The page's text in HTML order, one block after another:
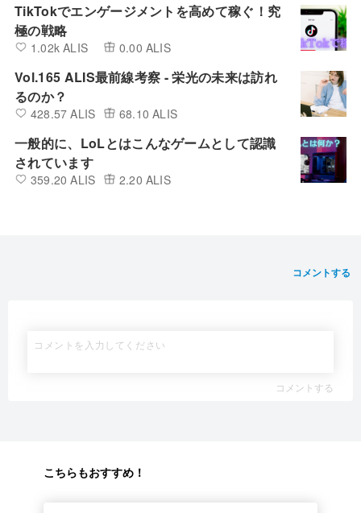
TikTokでエンゲージメントを高めて稼ぐ！究
極の戦略
1.02k ALIS 0.00 ALIS
Vol.165 ALIS最前線考察 - 栄光の未来は訪れ
るのか？
428.57 ALIS 68.10 ALIS
一般的に、LoLとはこんなゲームとして認識
されています
359.20 ALIS 2.20 ALIS
コメントする
コメントする
こちらもおすすめ！